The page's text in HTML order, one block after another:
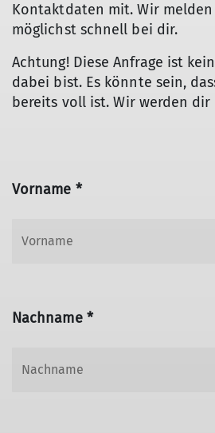
Kontaktdaten mit. Wir
möglichst schnell bei dir.
Achtung! Diese Anfrage ist
dabei bist. Es könnte sein,
bereits voll ist. Wir werden
Vorname *
Nachname *